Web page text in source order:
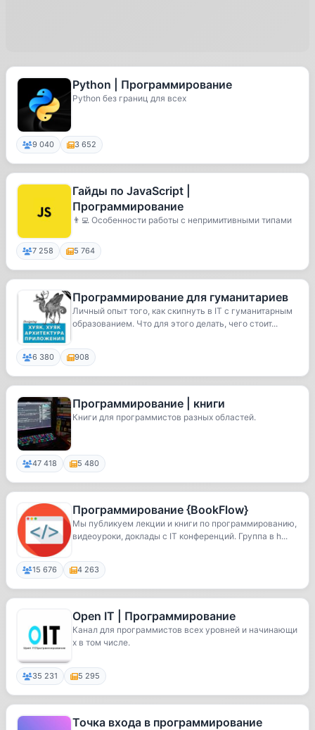
Python | Программирование
Python без границ для всех
9 040 3 652
Гайды по JavaScript |
Программирование
👨‍💻 Особенности работы с непримитивными типами
7 258 5 764
Программирование для гуманитариев
Личный опыт того, как скипнуть в IT с гуманитарным
образованием. Что для этого делать, чего стоит...
6 380 908
Программирование | книги
Книги для программистов разных областей.
47 418 5 480
Программирование {BookFlow}
Мы публикуем лекции и книги по программированию,
видеоуроки, доклады с IT конференций. Группа в h...
15 676 4 263
Open IT | Программирование
Канал для программистов всех уровней и начинающи
х в том числе.
35 231 5 295
Точка входа в программирование